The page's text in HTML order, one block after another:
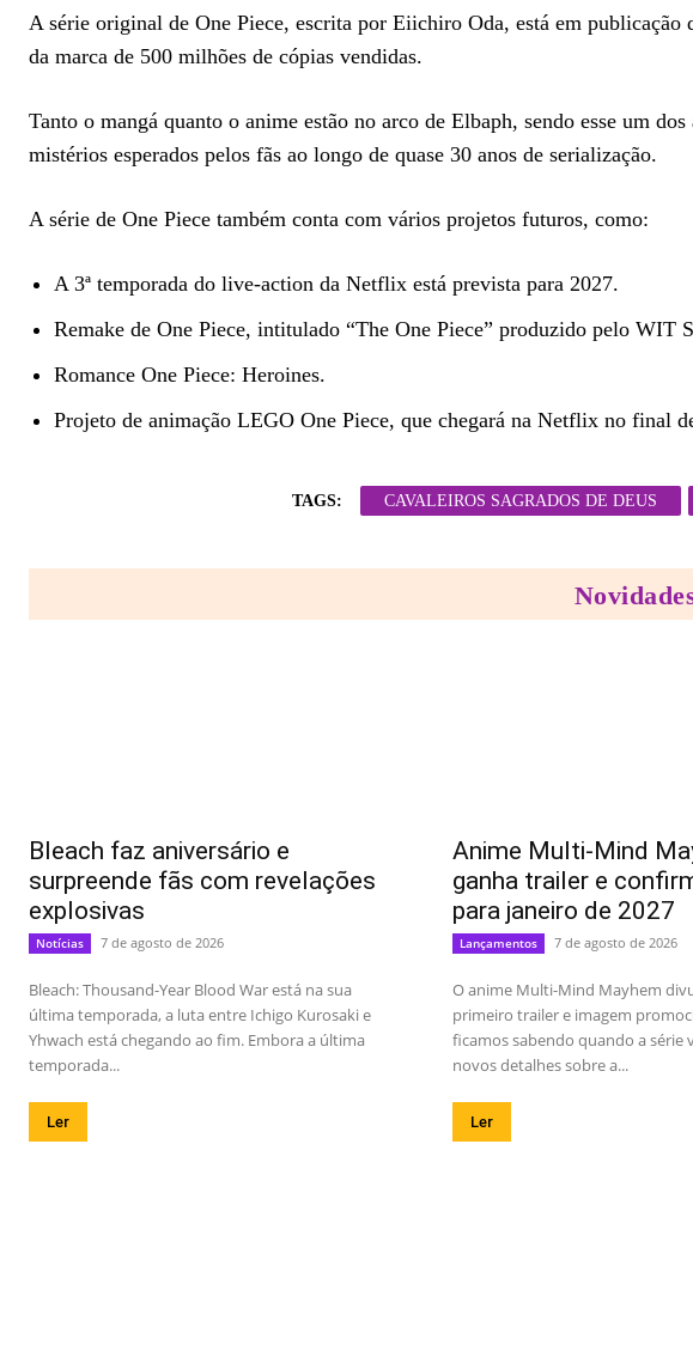
A série original de One Piece, escrita por Eiichiro Oda, está em publicação
da marca de 500 milhões de cópias vendidas.
Tanto o mangá quanto o anime estão no arco de Elbaph, sendo esse um
mistérios esperados pelos fãs ao longo de quase 30 anos de serialização.
A série de One Piece também conta com vários projetos futuros, como:
A 3ª temporada do live-action da Netflix está prevista para 2027.
Remake de One Piece, intitulado “The One Piece” produzido pelo WIT
Romance One Piece: Heroines.
Projeto de animação LEGO One Piece, que chegará na Netflix no final
TAGS: CAVALEIROS SAGRADOS DE DEUS
Bleach faz aniversário e
surpreende fãs com revelações
explosivas
Notícias 7 de agosto de 2026
Bleach: Thousand-Year Blood War está na sua
última temporada, a luta entre Ichigo Kurosaki e
Yhwach está chegando ao fim. Embora a última
temporada...
Ler
Anime Multi-Mind
ganha trailer e
para janeiro de 2027
Lançamentos 7 de agosto de 2026
O anime Multi-Mind Mayhem
primeiro trailer e imagem
ficamos sabendo quando a série
novos detalhes sobre a...
Ler